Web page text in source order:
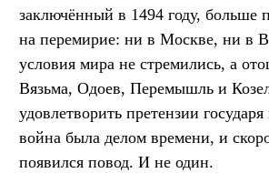
заключённый в 1494 году, больше
на перемирие: ни в Москве, ни в
условия мира не стремились, а
Вязьма, Одоев, Перемышль и
удовлетворить претензии
война была делом времени, и
появился повод. И не один.